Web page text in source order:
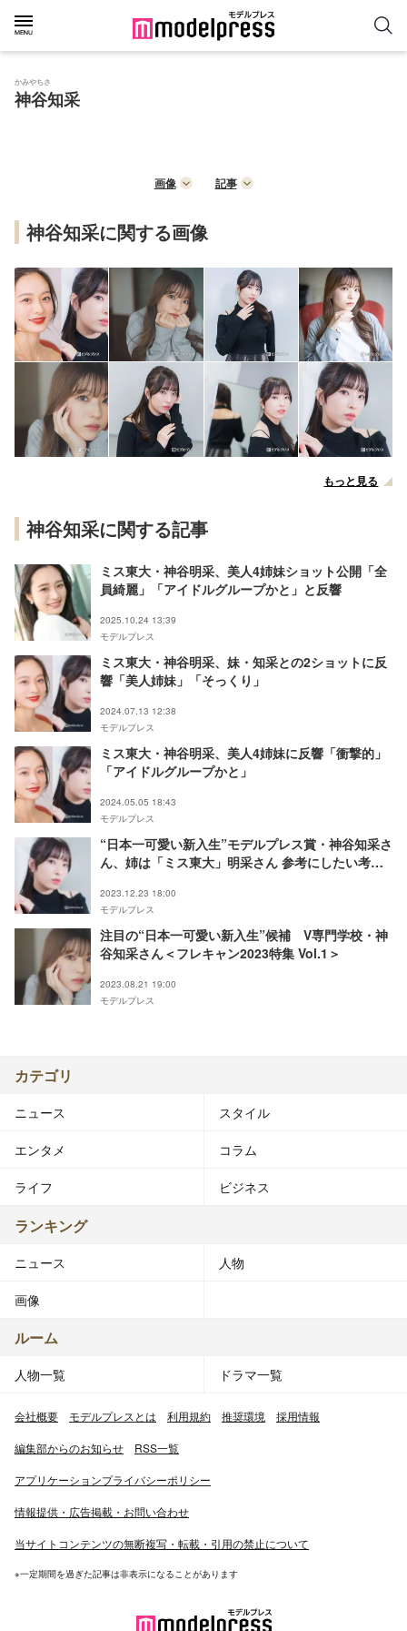
かみやちさ
神谷知采
画像 記事
神谷知采に関する画像
もっと見る
神谷知采に関する記事
ミス東大・神谷明采、美人4姉妹ショット公開「全
員綺麗」「アイドルグループかと」と反響
2025.10.24 13:39
モデルプレス
ミス東大・神谷明采、妹・知采との2ショットに反
響「美人姉妹」「そっくり」
2024.07.13 12:38
モデルプレス
ミス東大・神谷明采、美人4姉妹に反響「衝撃的」
「アイドルグループかと」
2024.05.05 18:43
モデルプレス
“日本一可愛い新入生”モデルプレス賞・神谷知采さ
ん、姉は「ミス東大」明采さん 参考にしたい考え
2023＞
2023.12.23 18:00
モデルプレス
注目の“日本一可愛い新入生”候補 V専門学校・神
谷知采さん＜フレキャン2023特集 Vol.1＞
2023.08.21 19:00
モデルプレス
カテゴリ
ニュース スタイル
エンタメ コラム
ライフ ビジネス
ランキング
ニュース 人物
画像
ルーム
人物一覧 ドラマ一覧
会社概要 モデルプレスとは 利用規約 推奨環境 採用情報
編集部からのお知らせ RSS一覧
アプリケーションプライバシーポリシー
情報提供・広告掲載・お問い合わせ
当サイトコンテンツの無断複写・転載・引用の禁止について
※一定期間を過ぎた記事は非表示になることがあります